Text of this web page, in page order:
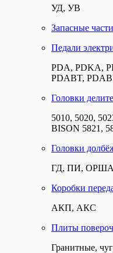
УД, УВ
Запасные
Педали
PDA, PDKA,
PDABT,
Головки
5010, 5020,
BISON 5821,
Головки
ГД, ПИ, ОРША
Коробки
АКП, АКС
Плиты
Гранитные,